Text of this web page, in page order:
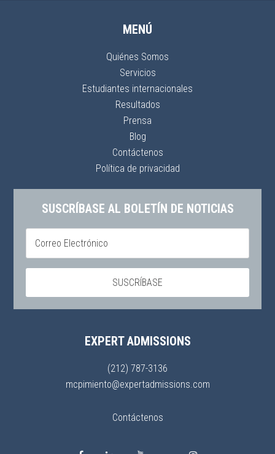
MENÚ
Quiénes Somos
Servicios
Estudiantes internacionales
Resultados
Prensa
Blog
Contáctenos
Política de privacidad
SUSCRÍBASE AL BOLETÍN DE NOTICIAS
EXPERT ADMISSIONS
(212) 787-3136
mcpimiento@expertadmissions.com
Contáctenos